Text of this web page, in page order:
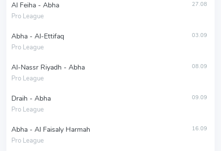
Al Feiha - Abha
Pro League
27.08
Abha - Al-Ettifaq
Pro League
03.09
Al-Nassr Riyadh - Abha
Pro League
08.09
Draih - Abha
Pro League
09.09
Abha - Al Faisaly Harmah
Pro League
16.09